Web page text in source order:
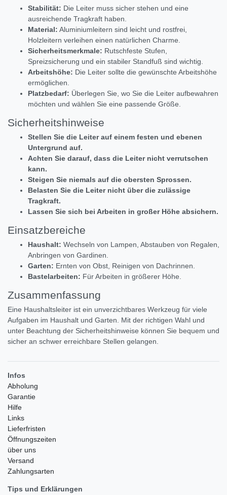
Stabilität: Die Leiter muss sicher stehen und eine
ausreichende Tragkraft haben.
Material: Aluminiumleitern sind leicht und rostfrei,
Holzleitern verleihen einen natürlichen Charme.
Sicherheitsmerkmale: Rutschfeste Stufen,
Spreizsicherung und ein stabiler Standfuß sind wichtig.
Arbeitshöhe: Die Leiter sollte die gewünschte Arbeitshöhe
ermöglichen.
Platzbedarf: Überlegen Sie, wo Sie die Leiter aufbewahren
möchten und wählen Sie eine passende Größe.
Sicherheitshinweise
Stellen Sie die Leiter auf einem festen und ebenen
Untergrund auf.
Achten Sie darauf, dass die Leiter nicht verrutschen
kann.
Steigen Sie niemals auf die obersten Sprossen.
Belasten Sie die Leiter nicht über die zulässige
Tragkraft.
Lassen Sie sich bei Arbeiten in großer Höhe absichern.
Einsatzbereiche
Haushalt: Wechseln von Lampen, Abstauben von Regalen,
Anbringen von Gardinen.
Garten: Ernten von Obst, Reinigen von Dachrinnen.
Bastelarbeiten: Für Arbeiten in größerer Höhe.
Zusammenfassung
Eine Haushaltsleiter ist ein unverzichtbares Werkzeug für viele
Aufgaben im Haushalt und Garten. Mit der richtigen Wahl und
unter Beachtung der Sicherheitshinweise können Sie bequem und
sicher an schwer erreichbare Stellen gelangen.
Infos
Abholung
Garantie
Hilfe
Links
Lieferfristen
Öffnungszeiten
über uns
Versand
Zahlungsarten
Tips und Erklärungen